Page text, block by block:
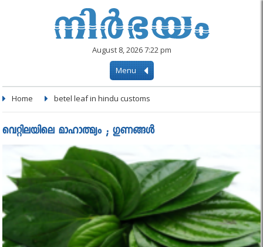
August 8, 2026 7:22 pm
Menu
Home betel leaf in hindu customs
വെറ്റിലയിലെ മാഹാത്മ്യം ; ഗുണങ്ങൾ